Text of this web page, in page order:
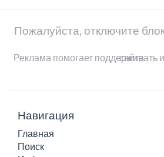
Пожалуйста, отключите
Реклама помогает поддерживать и развивать сервисы сайта
Навигация
Главная
Поиск